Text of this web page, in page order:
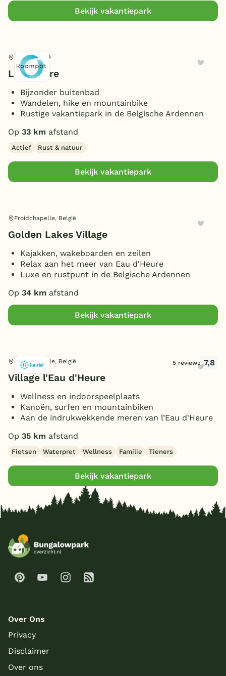
Bekijk vakantiepark
Tellin, België
La Clusure
Bijzonder buitenbad
Wandelen, hike en mountainbike
Rustige vakantiepark in de Belgische Ardennen
Op 33 km afstand
Actief Rust & natuur
Bekijk vakantiepark
Froidchapelle, België
Golden Lakes Village
Kajakken, wakeboarden en zeilen
Relax aan het meer van Eau d'Heure
Luxe en rustpunt in de Belgische Ardennen
Op 34 km afstand
Bekijk vakantiepark
Froidchapelle, België 5 reviews 7,8
Village l'Eau d'Heure
Wellness en indoorspeelplaats
Kanoën, surfen en mountainbiken
Aan de indrukwekkende meren van l’Eau d'Heure
Op 35 km afstand
Fietsen Waterpret Wellness Familie Tieners
Bekijk vakantiepark
Over Ons
Privacy
Disclaimer
Over ons